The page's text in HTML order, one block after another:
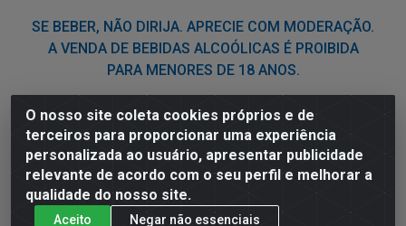
O nosso site coleta cookies próprios e de
terceiros para proporcionar uma experiência
personalizada ao usuário, apresentar publicidade
relevante de acordo com o seu perfil e melhorar a
qualidade do nosso site.
Aceito Negar não essenciais
SE BEBER, NÃO DIRIJA. APRECIE COM MODERAÇÃO.
A VENDA DE BEBIDAS ALCOÓLICAS É PROIBIDA
PARA MENORES DE 18 ANOS.
Nordil Distribuidora - Avenida Liberdade, 2738, Bloco F -
Sesi - Bayeux/PB - CEP 58.111-400 - CNPJ
03.775.813/0001-41